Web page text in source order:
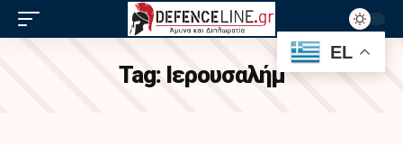
Tag: Ιερουσαλήμ
EL